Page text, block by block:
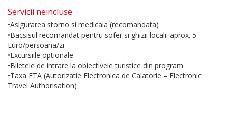
Servicii neincluse
•Asigurarea storno si medicala (recomandata)
•Bacsisul recomandat pentru sofer si ghizii locali: aprox. 5
Euro/persoana/zi
•Excursiile optionale
•Biletele de intrare la obiectivele turistice din program
•Taxa ETA (Autorizatie Electronica de Calatorie – Electronic
Travel Authorisation)